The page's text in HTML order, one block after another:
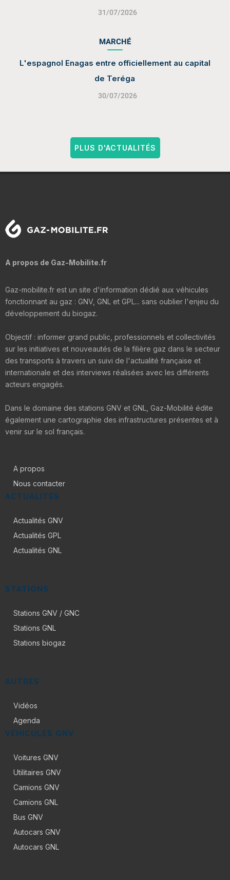
31/07/2026
MARCHÉ
L'espagnol Enagas entre officiellement au capital
de Teréga
30/07/2026
PLUS D'ACTUALITÉS
A propos de Gaz-Mobilite.fr
Gaz-mobilite.fr est un site d'information dédié aux véhicules
fonctionnant au gaz : GNV, GNL et GPL... sans oublier l'enjeu du
développement du biogaz.
Objectif : informer grand public, professionnels et collectivités
sur les initiatives et nouveautés de la filière gaz dans le secteur
des transports à travers un suivi de l'actualité française et
internationale et des interviews réalisées avec les différents
acteurs engagés.
Dans le domaine des stations GNV et GNL, Gaz-Mobilité édite
également une cartographie des infrastructures présentes et à
venir sur le sol français.
A propos
Nous contacter
ACTUALITÉS
Actualités GNV
Actualités GPL
Actualités GNL
STATIONS
Stations GNV / GNC
Stations GNL
Stations biogaz
AUTRES
Vidéos
Agenda
VÉHICULES GNV
Voitures GNV
Utilitaires GNV
Camions GNV
Camions GNL
Bus GNV
Autocars GNV
Autocars GNL